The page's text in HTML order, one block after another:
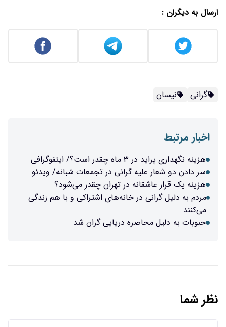
ارسال به دیگران :
گرانی نیسان
اخبار مرتبط
هزینه نگهداری پراید در ۳ ماه چقدر است؟/ اینفوگرافی
سر دادن دو شعار علیه گرانی در تجمعات شبانه/ ویدئو
هزینه یک قرار عاشقانه در تهران چقدر می‌شود؟
مردم به دلیل گرانی در خانه‌های اشتراکی و با هم زندگی
می‌کنند
حبوبات به دلیل محاصره دریایی گران شد
نظر شما